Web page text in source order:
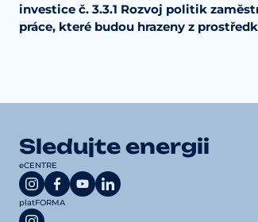
investice č. 3.3.1 Rozvoj politik
práce, které budou hrazeny z
Sledujte energii
eCENTRE
platFORMA